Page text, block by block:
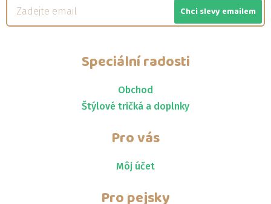
Chci slevy emailem
Speciální radosti
Obchod
Štýlové tričká a doplnky
Pro vás
Môj účet
Pro pejsky